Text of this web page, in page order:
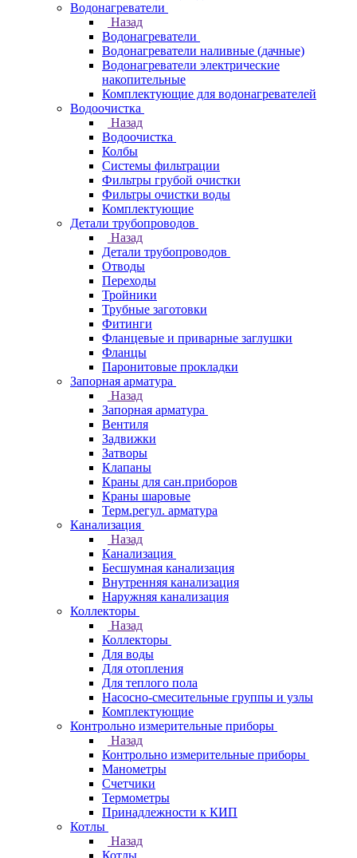
Водонагреватели
Назад
Водонагреватели
Водонагреватели наливные (дачные)
Водонагреватели электрические
накопительные
Комплектующие для водонагревателей
Водоочистка
Назад
Водоочистка
Колбы
Системы фильтрации
Фильтры грубой очистки
Фильтры очистки воды
Комплектующие
Детали трубопроводов
Назад
Детали трубопроводов
Отводы
Переходы
Тройники
Трубные заготовки
Фитинги
Фланцевые и приварные заглушки
Фланцы
Паронитовые прокладки
Запорная арматура
Назад
Запорная арматура
Вентиля
Задвижки
Затворы
Клапаны
Краны для сан.приборов
Краны шаровые
Терм.регул. арматура
Канализация
Назад
Канализация
Бесшумная канализация
Внутренняя канализация
Наружняя канализация
Коллекторы
Назад
Коллекторы
Для воды
Для отопления
Для теплого пола
Насосно-смесительные группы и узлы
Комплектующие
Контрольно измерительные приборы
Назад
Контрольно измерительные приборы
Манометры
Счетчики
Термометры
Принадлежности к КИП
Котлы
Назад
Котлы